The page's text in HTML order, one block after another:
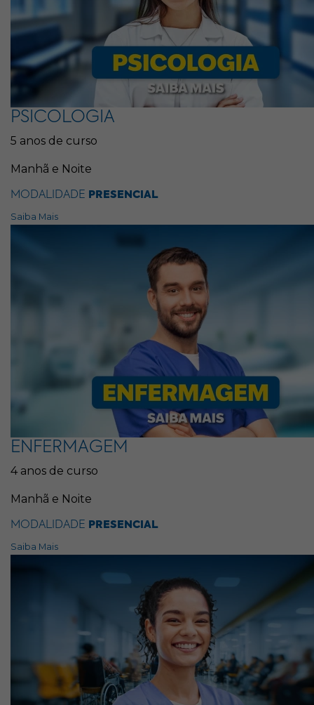
PSICOLOGIA
5 anos de curso
Manhã e Noite
MODALIDADE PRESENCIAL
Saiba Mais
ENFERMAGEM
4 anos de curso
Manhã e Noite
MODALIDADE PRESENCIAL
Saiba Mais